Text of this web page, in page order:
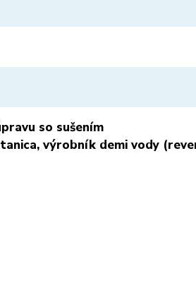
so sušením
výrobník demi vody